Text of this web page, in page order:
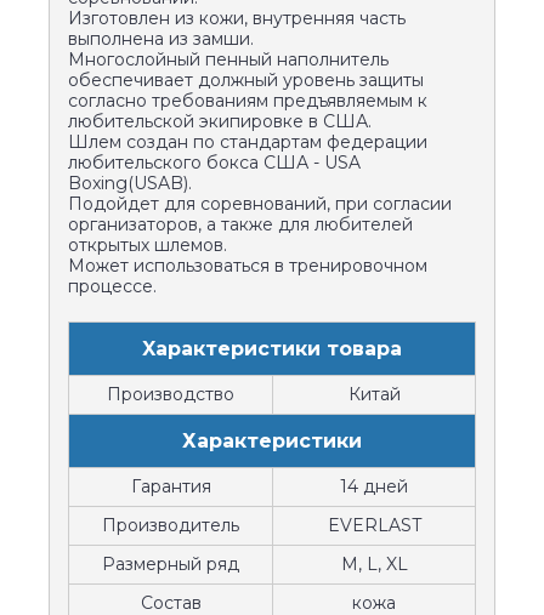
Изготовлен из кожи, внутренняя часть
выполнена из замши.
Многослойный пенный наполнитель
обеспечивает должный уровень защиты
согласно требованиям предъявляемым к
любительской экипировке в США.
Шлем создан по стандартам федерации
любительского бокса США - USA
Boxing(USAB).
Подойдет для соревнований, при согласии
организаторов, а также для любителей
открытых шлемов.
Может использоваться в тренировочном
процессе.
Xарактеристики товара
Производство Китай
Характеристики
Гарантия
14 дней
Производитель
EVERLAST
Размерный ряд
M, L, XL
Состав
кожа